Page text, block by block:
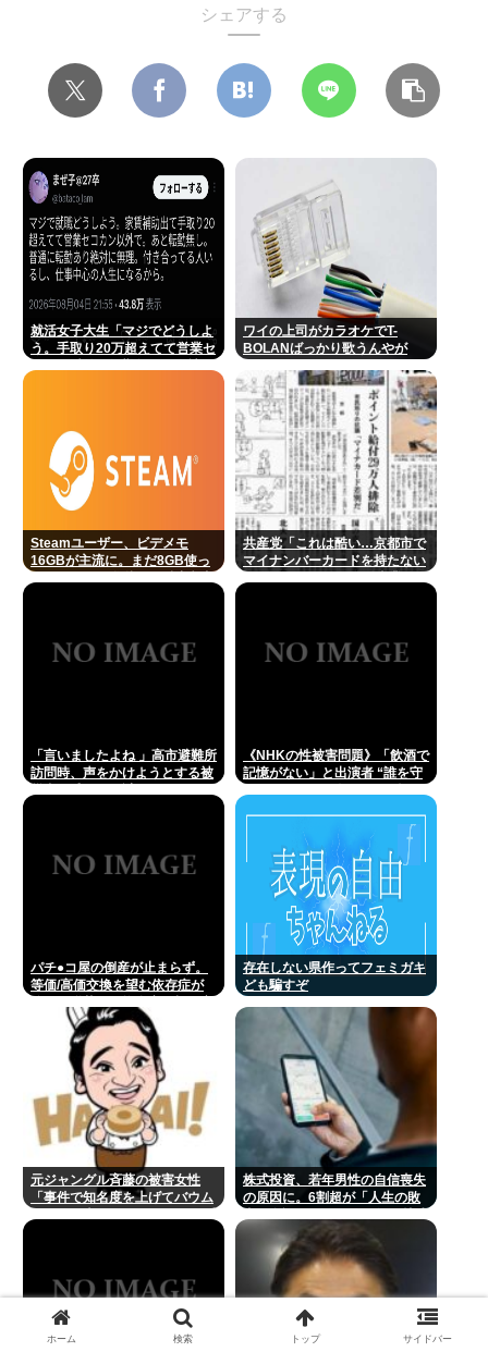
シェアする
就活女子大生「マジでどうしよ
う。手取り20万超えてて営業セ
ワイの上司がカラオケでT-
BOLANばっかり歌うんやが
Steamユーザー、ビデメモ
16GBが主流に。まだ8GB使っ
共産党「これは酷い…京都市で
マイナンバーカードを持たない
「言いましたよね 」高市避難所
訪問時、声をかけようとする被
《NHKの性被害問題》「飲酒で
記憶がない」と出演者 “誰を守
パチ●コ屋の倒産が止まらず。
等価/高価交換を望む依存症が
は戻らず
存在しない県作ってフェミガキ
ども騙すぞ
元ジャングル斉藤の被害女性
「事件で知名度を上げてバウム
株式投資、若年男性の自信喪失
の原因に。6割超が「人生の敗
を売買。
ホーム 検索 トップ サイドバー